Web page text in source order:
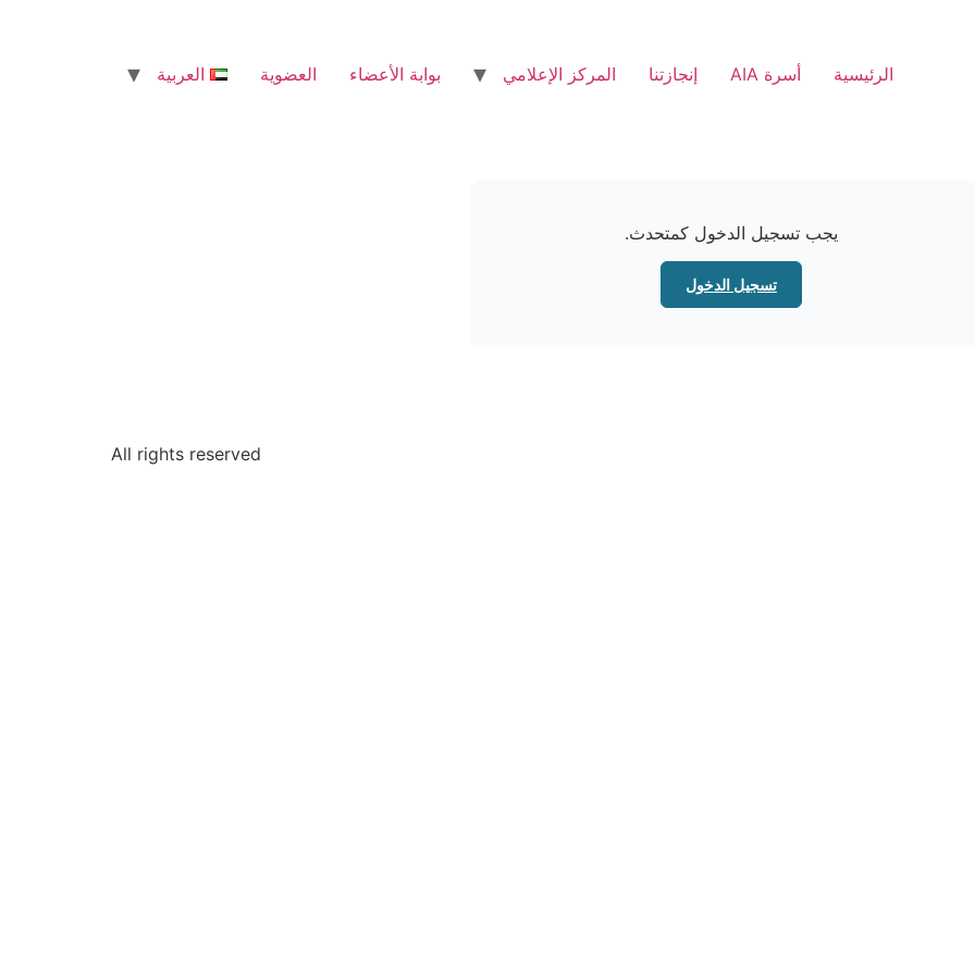
الرئيسية أسرة AIA إنجازتنا المركز الإعلامي بوابة الأعضاء العضوية العربية
يجب تسجيل الدخول كمتحدث.
تسجيل الدخول
All rights reserved